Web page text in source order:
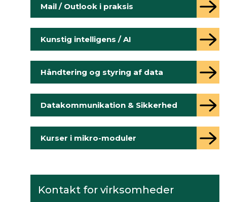
Mail / Outlook i praksis
Kunstig intelligens / AI
Håndtering og styring af data
Datakommunikation & Sikkerhed
Kurser i mikro-moduler
Kontakt for virksomheder